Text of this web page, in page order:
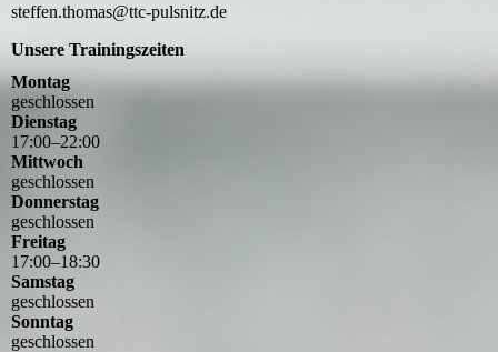
steffen.thomas@ttc-pulsnitz.de
Unsere Trainingszeiten
Montag
geschlossen
Dienstag
17:00–22:00
Mittwoch
geschlossen
Donnerstag
geschlossen
Freitag
17:00–18:30
Samstag
geschlossen
Sonntag
geschlossen